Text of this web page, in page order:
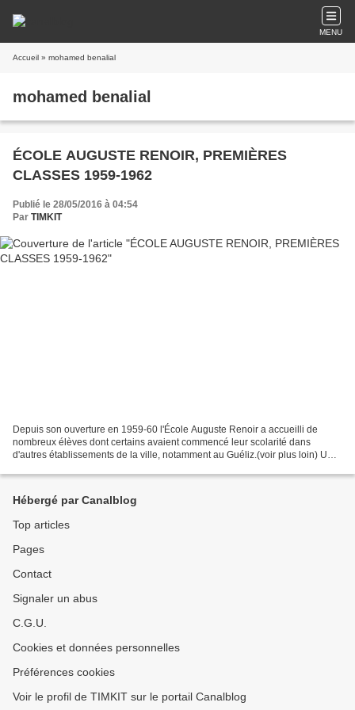
MENU
Accueil » mohamed benalial
mohamed benalial
ÉCOLE AUGUSTE RENOIR, PREMIÈRES
CLASSES 1959-1962
Publié le 28/05/2016 à 04:54
Par TIMKIT
Depuis son ouverture en 1959-60 l'École Auguste Renoir a accueilli de
nombreux élèves dont certains avaient commencé leur scolarité dans
d'autres établissements de la ville, notamment au Guéliz.(voir plus loin) UN
Hébergé par Canalblog
Top articles
Pages
Contact
Signaler un abus
C.G.U.
Cookies et données personnelles
Préférences cookies
Voir le profil de TIMKIT sur le portail Canalblog